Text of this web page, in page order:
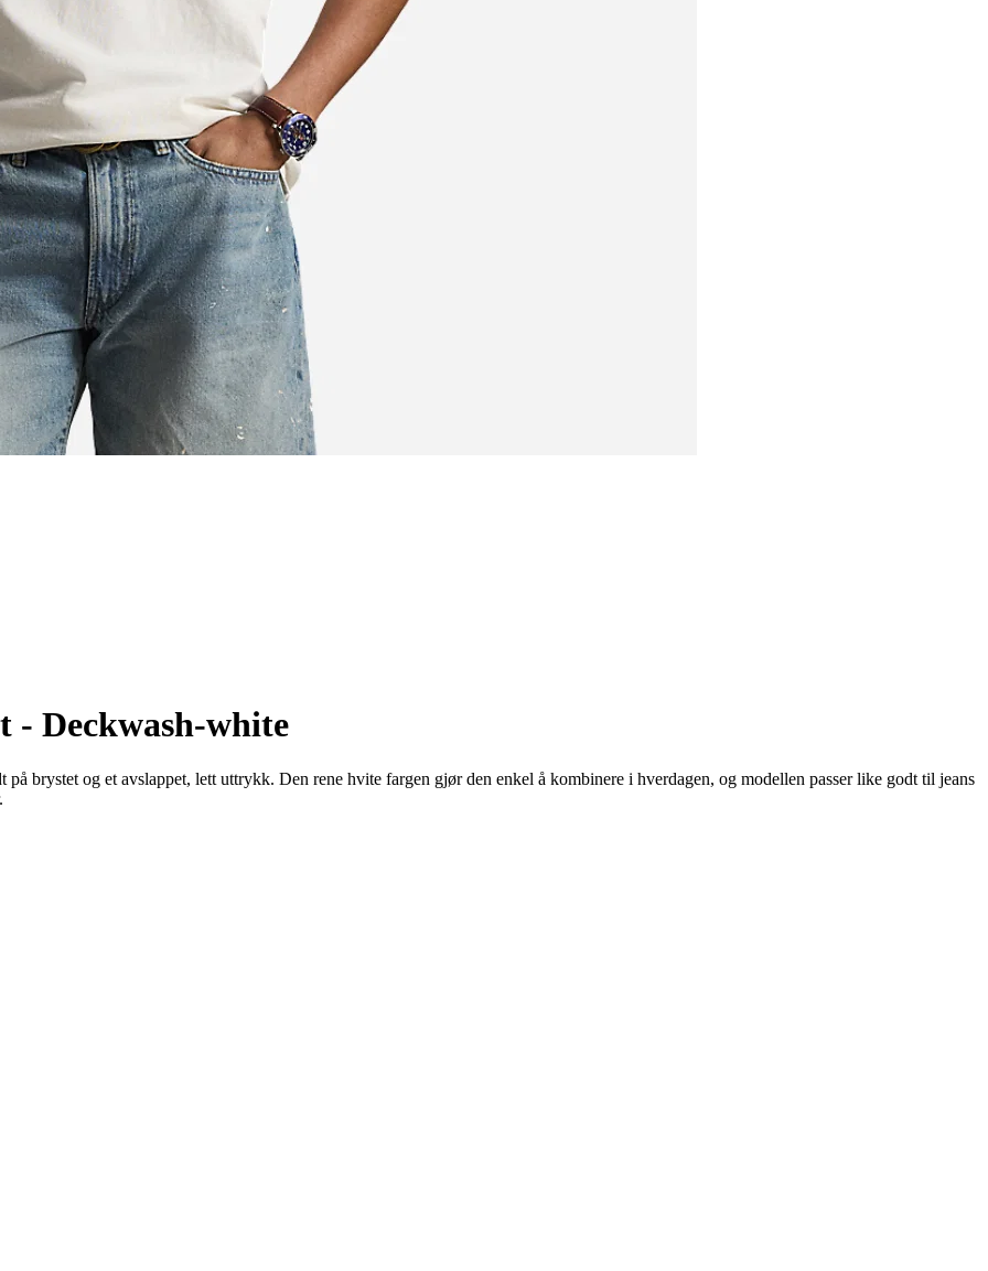
- Deckwash-white
brystet og et avslappet, lett uttrykk. Den rene hvite fargen gjør den enkel å kombinere i hverdagen, og modellen passer like godt til jeans